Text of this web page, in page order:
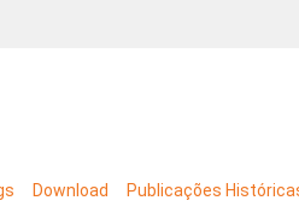
Download Publicações